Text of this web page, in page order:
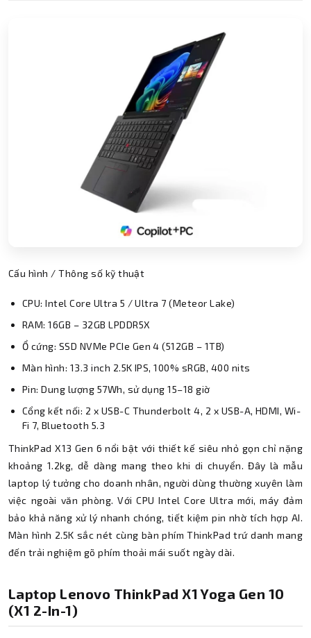
Cấu hình / Thông số kỹ thuật
CPU: Intel Core Ultra 5 / Ultra 7 (Meteor Lake)
RAM: 16GB – 32GB LPDDR5X
Ổ cứng: SSD NVMe PCIe Gen 4 (512GB – 1TB)
Màn hình: 13.3 inch 2.5K IPS, 100% sRGB, 400 nits
Pin: Dung lượng 57Wh, sử dụng 15–18 giờ
Cổng kết nối: 2 x USB-C Thunderbolt 4, 2 x USB-A, HDMI, Wi-
Fi 7, Bluetooth 5.3
ThinkPad X13 Gen 6 nổi bật với thiết kế siêu nhỏ gọn chỉ nặng
khoảng 1.2kg, dễ dàng mang theo khi di chuyển. Đây là mẫu
laptop lý tưởng cho doanh nhân, người dùng thường xuyên làm
việc ngoài văn phòng. Với CPU Intel Core Ultra mới, máy đảm
bảo khả năng xử lý nhanh chóng, tiết kiệm pin nhờ tích hợp AI.
Màn hình 2.5K sắc nét cùng bàn phím ThinkPad trứ danh mang
đến trải nghiệm gõ phím thoải mái suốt ngày dài.
Laptop Lenovo ThinkPad X1 Yoga Gen 10
(X1 2-In-1)